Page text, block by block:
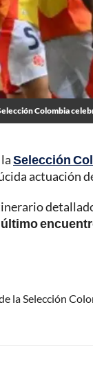
Colombia
Selección
actuación
la Selección